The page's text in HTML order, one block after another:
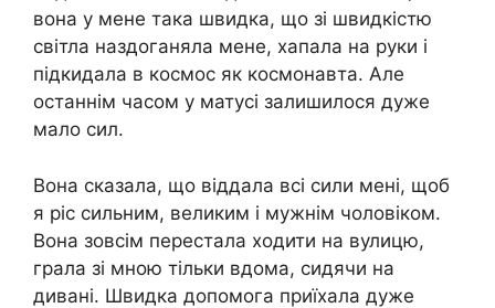
вона у мене така швидка, що зі швидкістю
світла наздоганяла мене, хапала на руки і
підкидала в космос як космонавта. Але
останнім часом у матусі залишилося дуже
мало сил.
Вона сказала, що віддала всі сили мені, щоб
я ріс сильним, великим і мужнім чоловіком.
Вона зовсім перестала ходити на вулицю,
грала зі мною тільки вдома, сидячи на
дивані. Швидка допомога приїхала дуже